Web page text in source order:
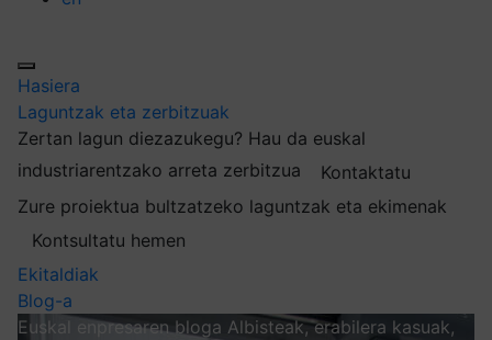
Hasiera
Laguntzak eta zerbitzuak
Zertan lagun diezazukegu? Hau da euskal
industriarentzako arreta zerbitzua
Kontaktatu
Zure proiektua bultzatzeko laguntzak eta ekimenak
Kontsultatu hemen
Ekitaldiak
Blog-a
Euskal enpresaren bloga Albisteak, erabilera kasuak,